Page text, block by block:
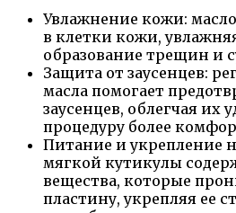
Увлажнение кожи:
в клетки кожи,
образование трещин и
Защита от заусенцев:
масла помогает
заусенцев, облегчая их
процедуру более
Питание и укрепление
мягкой кутикулы
вещества, которые
пластину, укрепляя ее